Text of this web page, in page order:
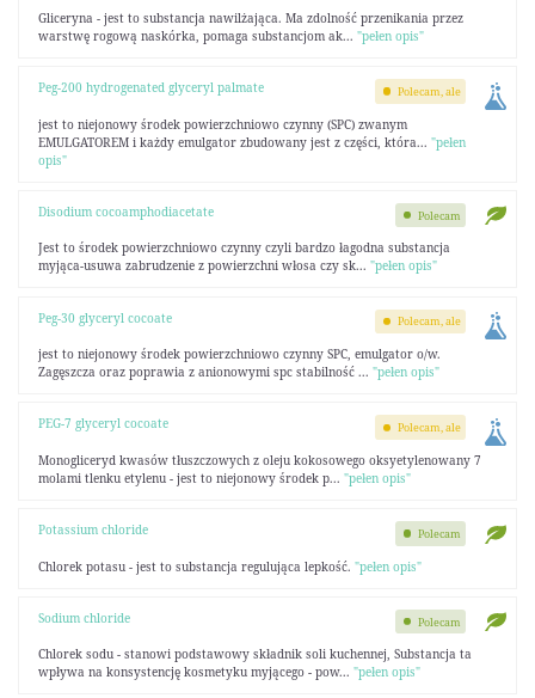
Gliceryna - jest to substancja nawilżająca. Ma zdolność przenikania przez
warstwę rogową naskórka, pomaga substancjom ak... "pełen opis"
Peg-200 hydrogenated glyceryl palmate
jest to niejonowy środek powierzchniowo czynny (SPC) zwanym
EMULGATOREM i każdy emulgator zbudowany jest z części, która... "pełen
opis"
Polecam, ale
Disodium cocoamphodiacetate
Jest to środek powierzchniowo czynny czyli bardzo łagodna substancja
myjąca-usuwa zabrudzenie z powierzchni włosa czy sk... "pełen opis"
Polecam
Peg-30 glyceryl cocoate
jest to niejonowy środek powierzchniowo czynny SPC, emulgator o/w.
Zagęszcza oraz poprawia z anionowymi spc stabilność ... "pełen opis"
Polecam, ale
PEG-7 glyceryl cocoate
Monogliceryd kwasów tłuszczowych z oleju kokosowego oksyetylenowany 7
molami tlenku etylenu - jest to niejonowy środek p... "pełen opis"
Polecam, ale
Potassium chloride
Chlorek potasu - jest to substancja regulująca lepkość. "pełen opis"
Polecam
Sodium chloride
Chlorek sodu - stanowi podstawowy składnik soli kuchennej, Substancja ta
wpływa na konsystencję kosmetyku myjącego - pow... "pełen opis"
Polecam